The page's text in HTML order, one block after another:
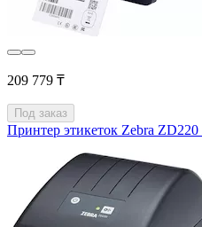
209 779 ₸
Под заказ
Принтер этикеток Zebra